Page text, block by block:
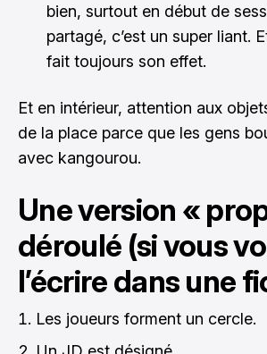
bien, surtout en début de
partagé, c’est un super liant.
fait toujours son effet.
Et en intérieur, attention aux
de la place parce que les gens
avec kangourou.
Une version «
déroulé (si vous
l’écrire dans une
Les joueurs forment un cercle.